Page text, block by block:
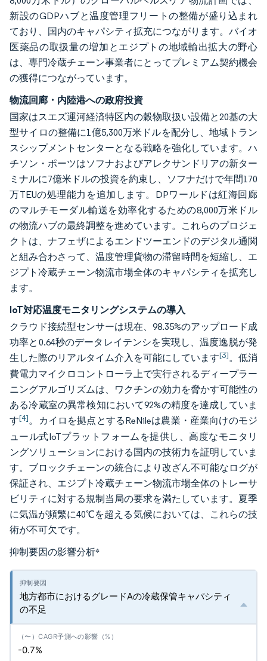
新設のGDPハブと温度管理フリートの整備が盛り込まれ
ており、国内のキャパシティ拡充につながります。バイオ
医薬品の取扱量の増加とエジプトの地域輸出拡大の野心
は、専門冷蔵チェーン事業者にとってプレミアム契約機会
の獲得につながっています。
物流回廊・内陸港への政府投資
国家はスエズ運河経済特区内の穀物取扱い設備と20基の大
型サイロの整備に1億5,300万米ドルを配分し、地域トラン
スシップメントセンターとなる戦略を強化しています。ハ
チソン・ポーツはソフナおよびアレクサンドリアの新ター
ミナルに7億米ドルの投資を約束し、ソフナだけで年間170
万TEUの処理能力を追加します。DPワールドは紅海回廊
のマルチモーダル輸送を効率化するための8,000万米ドル
の物流ハブの最終調整を進めています。これらのプロジェ
クトは、ナフェザによるエンドツーエンドのデジタル通関
と組み合わさって、温度管理貨物の滞留時間を短縮し、エ
ジプト冷蔵チェーン物流市場全体のキャパシティを拡充し
ます。
IoT対応温度モニタリングシステムの導入
クラウド接続型センサーは現在、98.35%のアップロード成
功率と0.64秒のデータレイテンシを実現し、温度逸脱が発
生した際のリアルタイム介入を可能にしています[3]。低消
費電力マイクロコントローラ上で実行されるディープラー
ニングアルゴリズムは、ワクチンの効力を脅かす可能性の
ある冷蔵室の異常検知において92%の精度を達成していま
す[4]。カイロを拠点とするReNileは農業・産業向けのモジ
ュール式IoTプラットフォームを提供し、高度なモニタリ
ングソリューションにおける国内の技術力を証明していま
す。ブロックチェーンの統合により改ざん不可能なログが
保証され、エジプト冷蔵チェーン物流市場全体のトレーサ
ビリティに対する規制当局の要求を満たしています。夏季
に気温が頻繁に40℃を超える気候においては、これらの技
術が不可欠です。
抑制要因の影響分析*
地方都市におけるグレードAの冷蔵保管キャパシティ
の不足
-0.7%